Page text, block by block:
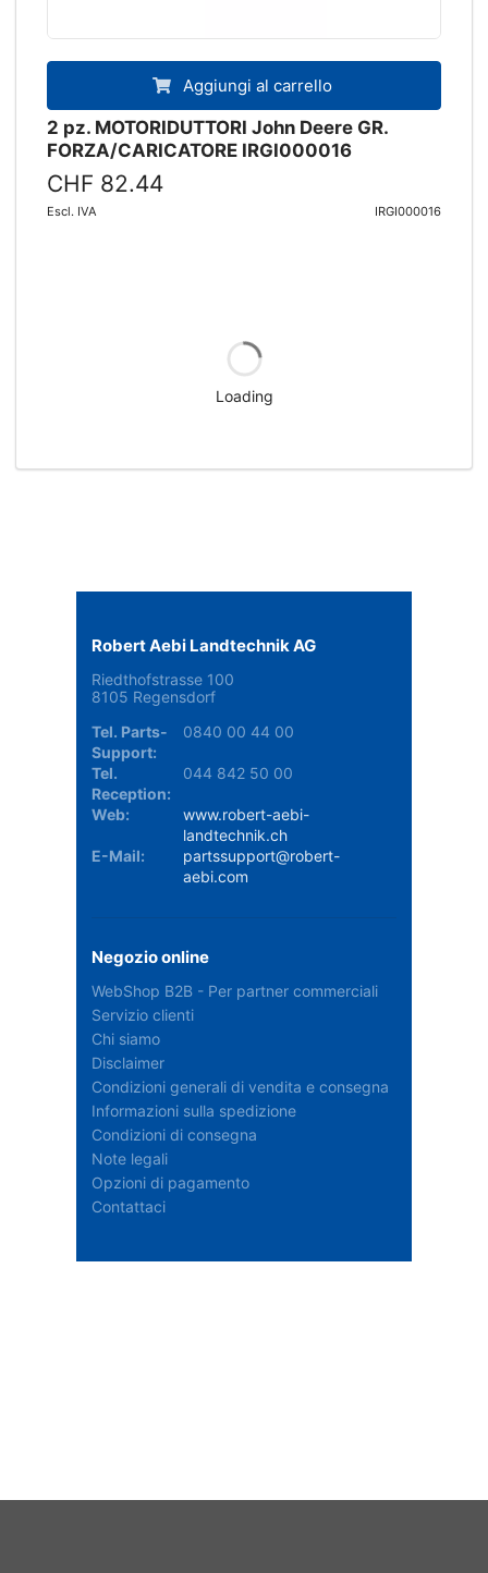
Aggiungi al carrello
2 pz. MOTORIDUTTORI John Deere GR.
FORZA/CARICATORE IRGI000016
CHF 82.44
Escl. IVA IRGI000016
Loading
Robert Aebi Landtechnik AG
Riedthofstrasse 100
8105 Regensdorf
Tel. Parts-
Support:
0840 00 44 00
Tel.
Reception:
044 842 50 00
Web:
www.robert-aebi-
landtechnik.ch
E-Mail:
partssupport@robert-
aebi.com
Negozio online
WebShop B2B - Per partner commerciali
Servizio clienti
Chi siamo
Disclaimer
Condizioni generali di vendita e consegna
Informazioni sulla spedizione
Condizioni di consegna
Note legali
Opzioni di pagamento
Contattaci